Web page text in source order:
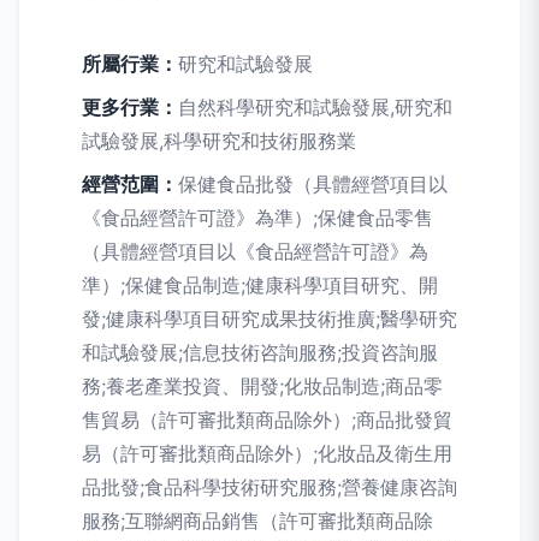
所屬行業： 研究和試驗發展
更多行業： 自然科學研究和試驗發展,研究和
試驗發展,科學研究和技術服務業
經營范圍： 保健食品批發（具體經營項目以
《食品經營許可證》為準）;保健食品零售
（具體經營項目以《食品經營許可證》為
準）;保健食品制造;健康科學項目研究、開
發;健康科學項目研究成果技術推廣;醫學研究
和試驗發展;信息技術咨詢服務;投資咨詢服
務;養老產業投資、開發;化妝品制造;商品零
售貿易（許可審批類商品除外）;商品批發貿
易（許可審批類商品除外）;化妝品及衛生用
品批發;食品科學技術研究服務;營養健康咨詢
服務;互聯網商品銷售（許可審批類商品除